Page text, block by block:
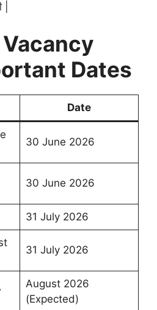
Vacancy
Dates
Date
30 June 2026
30 June 2026
31 July 2026
31 July 2026
August 2026
(Expected)